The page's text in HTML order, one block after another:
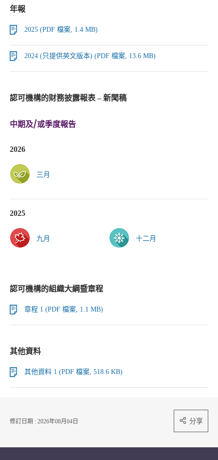
年報
2025 (PDF 檔案, 1.4 MB)
2024 (只提供英文版本) (PDF 檔案, 13.6 MB)
認可機構的財務披露報表 – 新聞稿
中期及/或季度報告
2026
三月
2025
九月 十二月
認可機構的組織大綱暨章程
章程 1 (PDF 檔案, 1.1 MB)
其他資料
其他資料 1 (PDF 檔案, 518.6 KB)
修訂日期 : 2026年08月04日 分享